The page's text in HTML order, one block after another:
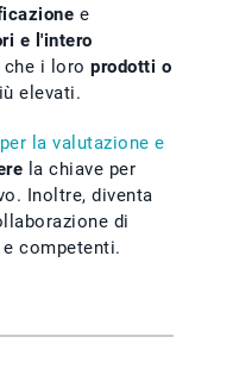
e
e l'intero
che i loro prodotti o
elevati.
la valutazione e
la chiave per
Inoltre, diventa
di
competenti.